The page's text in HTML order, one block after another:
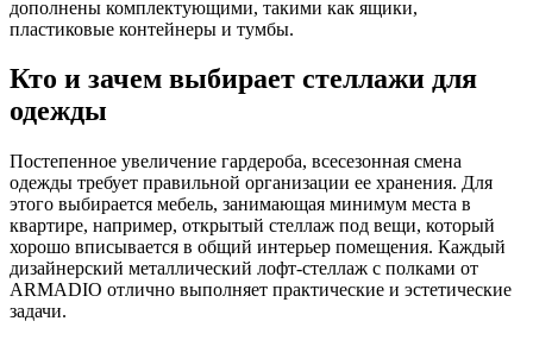
дополнены комплектующими, такими как ящики,
пластиковые контейнеры и тумбы.
Кто и зачем выбирает стеллажи для
одежды
Постепенное увеличение гардероба, всесезонная смена
одежды требует правильной организации ее хранения. Для
этого выбирается мебель, занимающая минимум места в
квартире, например, открытый стеллаж под вещи, который
хорошо вписывается в общий интерьер помещения. Каждый
дизайнерский металлический лофт-стеллаж с полками от
ARMADIO отлично выполняет практические и эстетические
задачи.